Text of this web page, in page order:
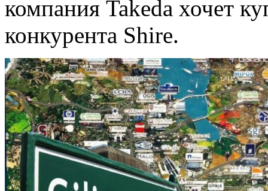
компания Takeda хочет
конкурента Shire.